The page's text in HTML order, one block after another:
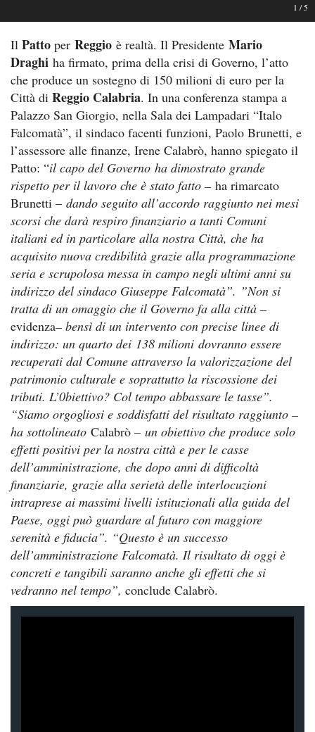
1 /5
Il Patto per Reggio è realtà. Il Presidente Mario
Draghi ha firmato, prima della crisi di Governo, l’atto
che produce un sostegno di 150 milioni di euro per la
Città di Reggio Calabria. In una conferenza stampa a
Palazzo San Giorgio, nella Sala dei Lampadari “Italo
Falcomatà”, il sindaco facenti funzioni, Paolo Brunetti, e
l’assessore alle finanze, Irene Calabrò, hanno spiegato il
Patto: “il capo del Governo ha dimostrato grande
rispetto per il lavoro che è stato fatto – ha rimarcato
Brunetti – dando seguito all’accordo raggiunto nei mesi
scorsi che darà respiro finanziario a tanti Comuni
italiani ed in particolare alla nostra Città, che ha
acquisito nuova credibilità grazie alla programmazione
seria e scrupolosa messa in campo negli ultimi anni su
indirizzo del sindaco Giuseppe Falcomatà”. ”Non si
tratta di un omaggio che il Governo fa alla città –
evidenza– bensì di un intervento con precise linee di
indirizzo: un quarto dei 138 milioni dovranno essere
recuperati dal Comune attraverso la valorizzazione del
patrimonio culturale e soprattutto la riscossione dei
tributi. L’0biettivo? Col tempo abbassare le tasse”.
“Siamo orgogliosi e soddisfatti del risultato raggiunto –
ha sottolineato Calabrò – un obiettivo che produce solo
effetti positivi per la nostra città e per le casse
dell’amministrazione, che dopo anni di difficoltà
finanziarie, grazie alla serietà delle interlocuzioni
intraprese ai massimi livelli istituzionali alla guida del
Paese, oggi può guardare al futuro con maggiore
serenità e fiducia”. “Questo è un successo
dell’amministrazione Falcomatà. Il risultato di oggi è
concreti e tangibili saranno anche gli effetti che si
vedranno nel tempo”, conclude Calabrò.